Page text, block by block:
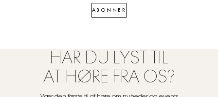
ABONNER
HAR DU LYST TIL
AT HØRE FRA OS?